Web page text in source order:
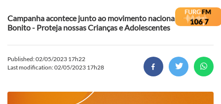
Campanha acontece junto ao movimento nacional Faça
Bonito - Proteja nossas Crianças e Adolescentes
Published: 02/05/2023 17h22
Last modification: 02/05/2023 17h28